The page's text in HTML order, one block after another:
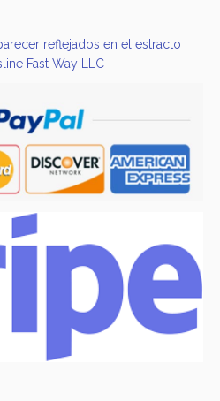
reflejados en el estracto
Fast Way LLC